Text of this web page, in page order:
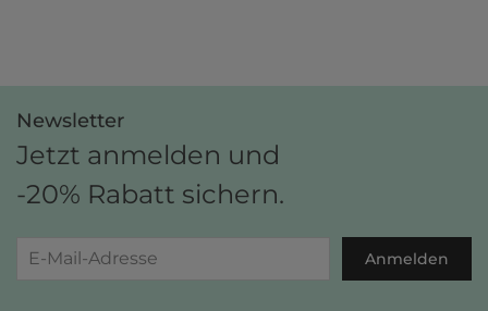
Newsletter
Jetzt anmelden und
-20% Rabatt sichern.
Anmelden